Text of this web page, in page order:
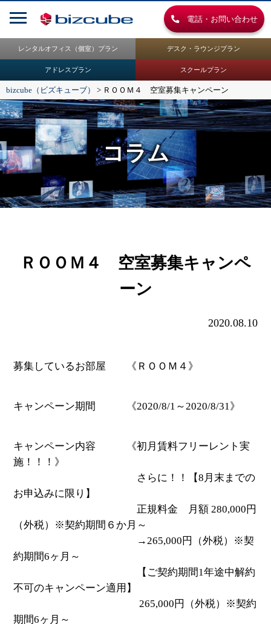
電話・お問い合わせ
レンタルオフィス（個室）プラン デスク・ラウンジプラン
アドレスプラン スクールプラン
bizcube（ビズキューブ） > ＲＯＯＭ４ 空室募集キャンペーン
コラム
ＲＯＯＭ４ 空室募集キャンペ
ーン
2020.08.10
募集しているお部屋 《ＲＯＯＭ４》
キャンペーン期間 《2020/8/1～2020/8/31》
キャンペーン内容 《初月賃料フリーレント実
施！！！》
さらに！！【8月末までの
お申込みに限り】
正規料金 月額 280,000円
（外税）※契約期間６か月～
→265,000円（外税）※契
約期間6ヶ月～
【ご契約期間1年途中解約
不可のキャンペーン適用】
265,000円（外税）※契約
期間6ヶ月～